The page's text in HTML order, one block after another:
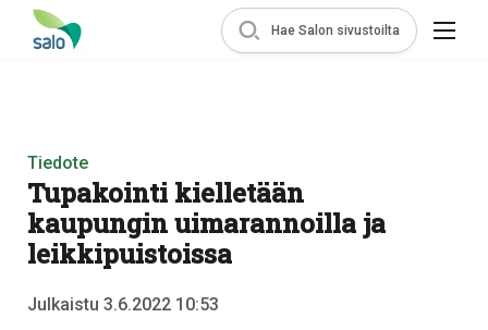
Hae Salon sivustoilta
Tiedote
Tupakointi kielletään
kaupungin uimarannoilla ja
leikkipuistoissa
Julkaistu 3.6.2022 10:53